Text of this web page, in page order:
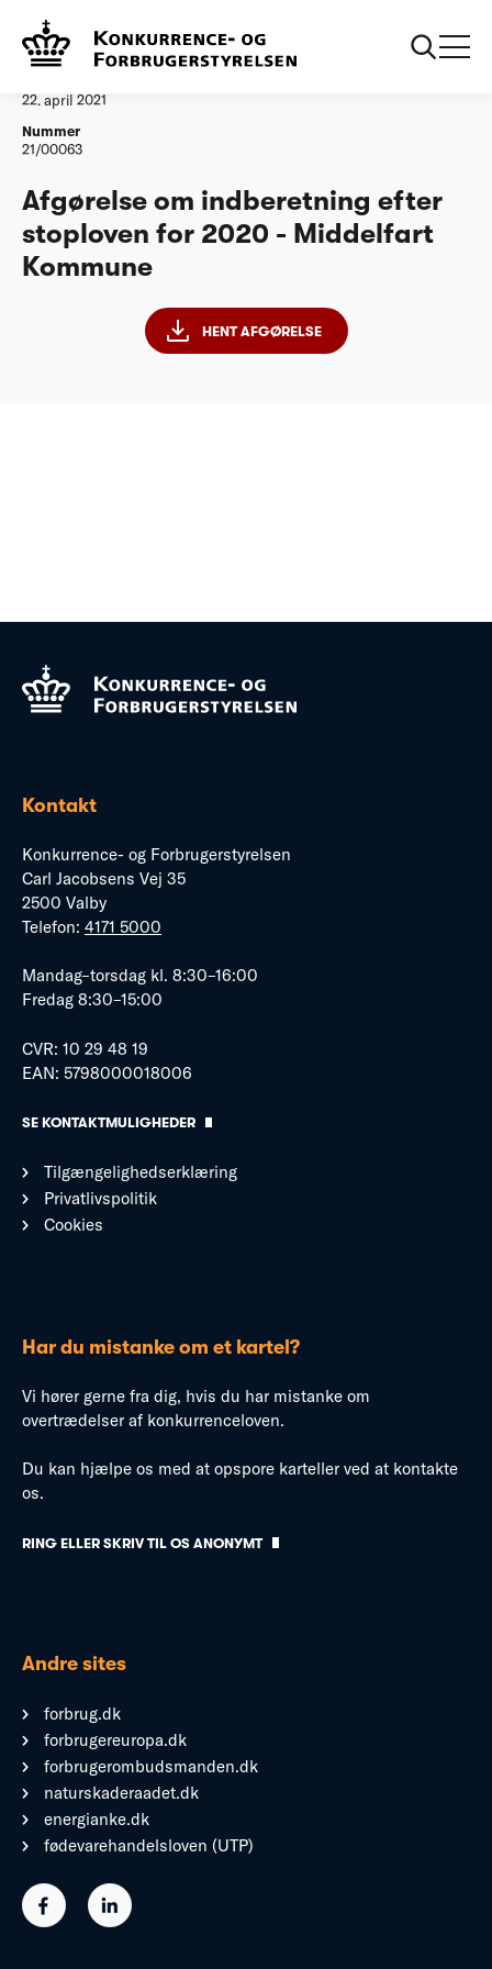
Vandtilsyn
22. april 2021
Nummer
21/00063
Afgørelse om indberetning efter
stoploven for 2020 - Middelfart
Kommune
HENT AFGØRELSE
Kontakt
Konkurrence- og Forbrugerstyrelsen
Carl Jacobsens Vej 35
2500 Valby
Telefon: 4171 5000
Mandag–torsdag kl. 8:30–16:00
Fredag 8:30–15:00
CVR: 10 29 48 19
EAN: 5798000018006
SE KONTAKTMULIGHEDER
Tilgængelighedserklæring
Privatlivspolitik
Cookies
Har du mistanke om et kartel?
Vi hører gerne fra dig, hvis du har mistanke om
overtrædelser af konkurrenceloven.
Du kan hjælpe os med at opspore karteller ved at kontakte
os.
RING ELLER SKRIV TIL OS ANONYMT
Andre sites
forbrug.dk
forbrugereuropa.dk
forbrugerombudsmanden.dk
naturskaderaadet.dk
energianke.dk
fødevarehandelsloven (UTP)